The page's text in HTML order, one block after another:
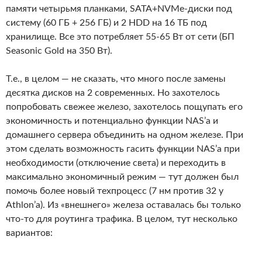
памяти четырьмя планками, SATA+NVMe-диски под
систему (60 ГБ + 256 ГБ) и 2 HDD на 16 ТБ под
хранилище. Все это потребляет 55-65 Вт от сети (БП
Seasonic Gold на 350 Вт).
Т.е., в целом — не сказать, что много после замены
десятка дисков на 2 современных. Но захотелось
попробовать свежее железо, захотелось пощупать его
экономичность и потенциально функции NAS’а и
домашнего сервера объединить на одном железе. При
этом сделать возможность гасить функции NAS’а при
необходимости (отключение света) и переходить в
максимально экономичный режим — тут должен был
помочь более новый техпроцесс (7 нм против 32 у
Athlon’а). Из «внешнего» железа оставалась бы только
что-то для роутинга трафика. В целом, тут несколько
вариантов: